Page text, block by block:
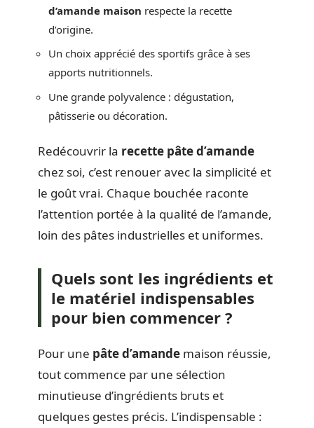
d’amande maison respecte la recette
d’origine.
Un choix apprécié des sportifs grâce à ses
apports nutritionnels.
Une grande polyvalence : dégustation,
pâtisserie ou décoration.
Redécouvrir la recette pâte d’amande
chez soi, c’est renouer avec la simplicité et
le goût vrai. Chaque bouchée raconte
l’attention portée à la qualité de l’amande,
loin des pâtes industrielles et uniformes.
Quels sont les ingrédients et
le matériel indispensables
pour bien commencer ?
Pour une pâte d’amande maison réussie,
tout commence par une sélection
minutieuse d’ingrédients bruts et
quelques gestes précis. L’indispensable :